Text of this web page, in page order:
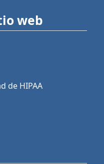
web
de HIPAA